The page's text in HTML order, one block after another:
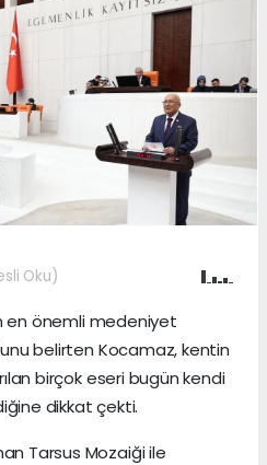
Oku)
en önemli medeniyet
belirten Kocamaz, kentin
birçok eseri bugün kendi
dikkat çekti.
Tarsus Mozaiği ile